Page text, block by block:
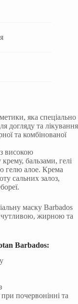
яка спеціально
догляду та лікування
та комбінованої
високою
бальзами, гелі
гелю алое. Крема
сальних залоз,
маску Barbados
чутливою, жирною та
Barbados:
почервонінні та